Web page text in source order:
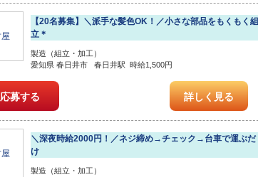
【20名募集】＼派手な髪色OK！／小さな部品をもくもく組
立＊
製造（組立・加工）
愛知県 春日井市 春日井駅 時給1,500円
応募する 詳しく見る
＼深夜時給2000円！／ネジ締め→チェック→台車で運ぶだ
け
製造（組立・加工）